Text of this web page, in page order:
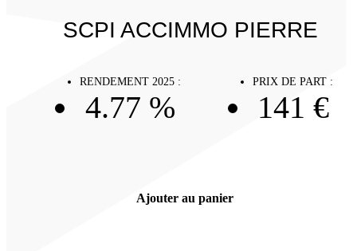
SCPI ACCIMMO PIERRE
RENDEMENT 2025 :
4.77 %
PRIX DE PART :
141 €
Ajouter au panier